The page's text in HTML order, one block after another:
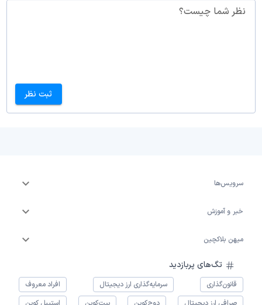
نظر شما چیست؟
ثبت نظر
سرویس‌ها
خبر و آموزش
میهن بلاکچین
تگ‌های پربازدید
قانون‌گذاری سرمایه‌گذاری ارز دیجیتال
افراد معروف